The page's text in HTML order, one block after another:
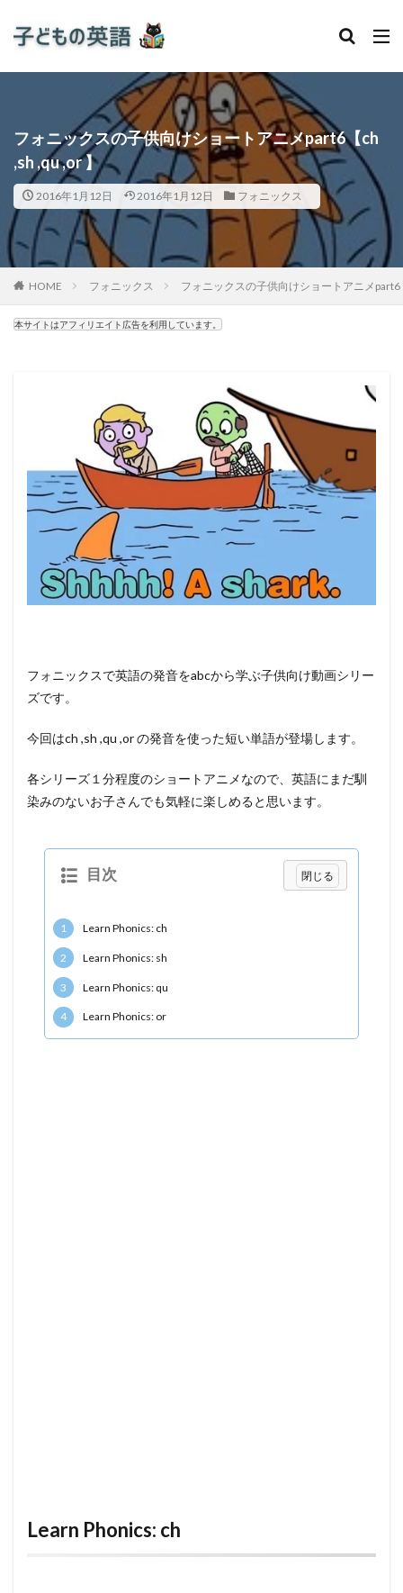
フォニックスの子供向けショートアニメpart6【ch
,sh ,qu ,or 】
2016年1月12日 2016年1月12日 フォニックス
HOME フォニックス フォニックスの子供向けショートアニメpart6
本サイトはアフィリエイト広告を利用しています。
フォニックスで英語の発音をabcから学ぶ子供向け動画シリー
ズです。
今回はch ,sh ,qu ,or の発音を使った短い単語が登場します。
各シリーズ１分程度のショートアニメなので、英語にまだ馴
染みのないお子さんでも気軽に楽しめると思います。
目次
1 Learn Phonics: ch
2 Learn Phonics: sh
3 Learn Phonics: qu
4 Learn Phonics: or
Learn Phonics: ch